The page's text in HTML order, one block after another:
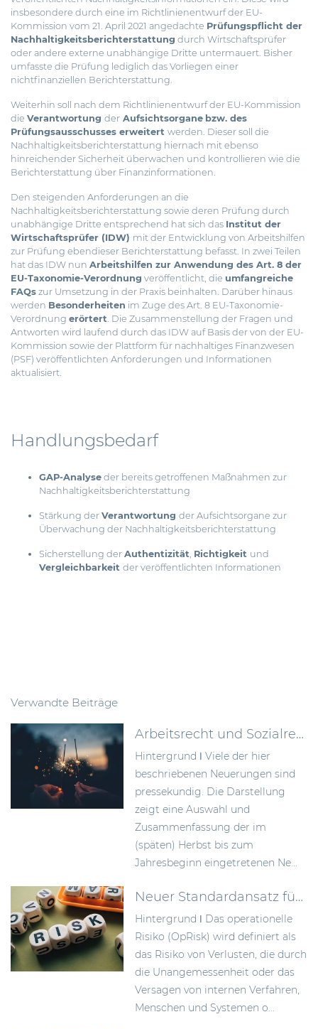
insbesondere durch eine im Richtlinienentwurf der EU-
Kommission vom 21. April 2021 angedachte Prüfungspflicht der
Nachhaltigkeitsberichterstattung durch Wirtschaftsprüfer
oder andere externe unabhängige Dritte untermauert. Bisher
umfasste die Prüfung lediglich das Vorliegen einer
nichtfinanziellen Berichterstattung.
Weiterhin soll nach dem Richtlinienentwurf der EU-Kommission
die Verantwortung der Aufsichtsorgane bzw. des
Prüfungsausschusses erweitert werden. Dieser soll die
Nachhaltigkeitsberichterstattung hiernach mit ebenso
hinreichender Sicherheit überwachen und kontrollieren wie die
Berichterstattung über Finanzinformationen.
Den steigenden Anforderungen an die
Nachhaltigkeitsberichterstattung sowie deren Prüfung durch
unabhängige Dritte entsprechend hat sich das Institut der
Wirtschaftsprüfer (IDW) mit der Entwicklung von Arbeitshilfen
zur Prüfung ebendieser Berichterstattung befasst. In zwei Teilen
hat das IDW nun Arbeitshilfen zur Anwendung des Art. 8 der
EU-Taxonomie-Verordnung veröffentlicht, die umfangreiche
FAQs zur Umsetzung in der Praxis beinhalten. Darüber hinaus
werden Besonderheiten im Zuge des Art. 8 EU-Taxonomie-
Verordnung erörtert. Die Zusammenstellung der Fragen und
Antworten wird laufend durch das IDW auf Basis der von der EU-
Kommission sowie der Plattform für nachhaltiges Finanzwesen
(PSF) veröffentlichten Anforderungen und Informationen
aktualisiert.
Handlungsbedarf
GAP-Analyse der bereits getroffenen Maßnahmen zur
Nachhaltigkeitsberichterstattung
Stärkung der Verantwortung der Aufsichtsorgane zur
Überwachung der Nachhaltigkeitsberichterstattung
Sicherstellung der Authentizität, Richtigkeit und
Vergleichbarkeit der veröffentlichten Informationen
Verwandte Beiträge
Arbeitsrecht und Sozialrecht – mit Neuerungen ins Jahr 2023
Hintergrund ǀ Viele der hier
beschriebenen Neuerungen sind
pressekundig. Die Darstellung
zeigt eine Auswahl und
Zusammenfassung der im
(späten) Herbst bis zum
Jahresbeginn eingetretenen Ne...
Neuer Standardansatz für operationelle Risiken gem. CRR III
Hintergrund ǀ Das operationelle
Risiko (OpRisk) wird definiert als
das Risiko von Verlusten, die durch
die Unangemessenheit oder das
Versagen von internen Verfahren,
Menschen und Systemen o...